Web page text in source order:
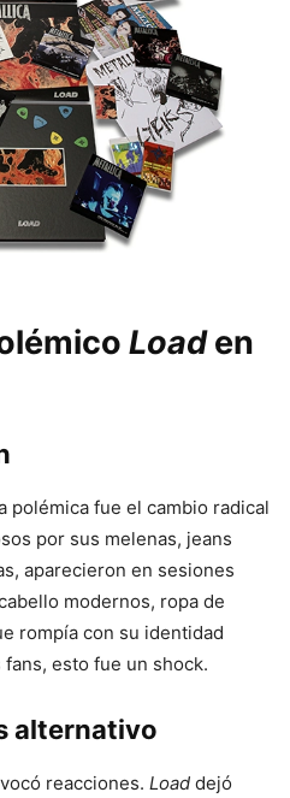
Loaden
polémica fue el cambio radical
por sus melenas, jeans
aparecieron en sesiones
modernos, ropa de
rompía con su identidad
esto fue un shock.
alternativo
reacciones. Load dejó